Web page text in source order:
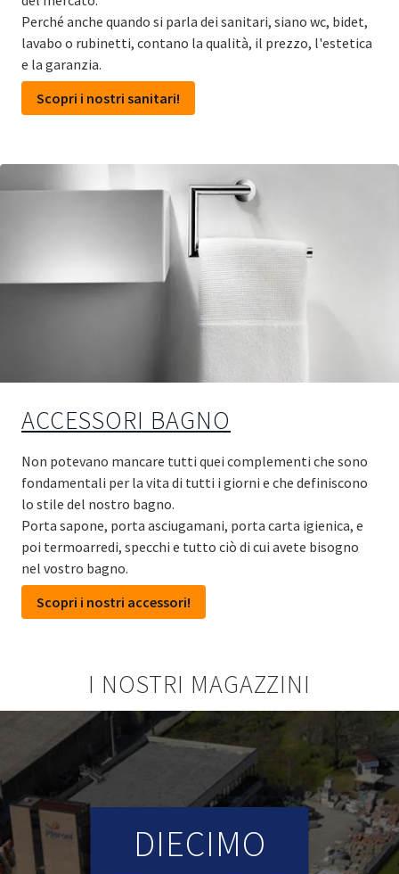
Perché anche quando si parla dei sanitari, siano wc, bidet,
lavabo o rubinetti, contano la qualità, il prezzo, l'estetica
e la garanzia.
Scopri i nostri sanitari!
ACCESSORI BAGNO
Non potevano mancare tutti quei complementi che sono
fondamentali per la vita di tutti i giorni e che definiscono
lo stile del nostro bagno.
Porta sapone, porta asciugamani, porta carta igienica, e
poi termoarredi, specchi e tutto ciò di cui avete bisogno
nel vostro bagno.
Scopri i nostri accessori!
I NOSTRI MAGAZZINI
DIECIMO